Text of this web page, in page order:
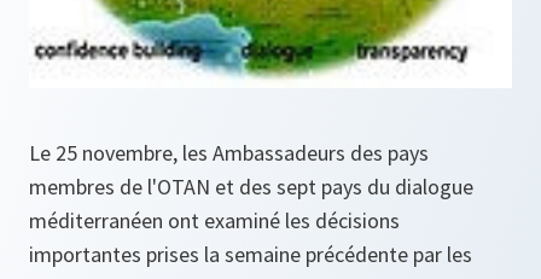
Le 25 novembre, les Ambassadeurs des pays
membres de l'OTAN et des sept pays du dialogue
méditerranéen ont examiné les décisions
importantes prises la semaine précédente par les